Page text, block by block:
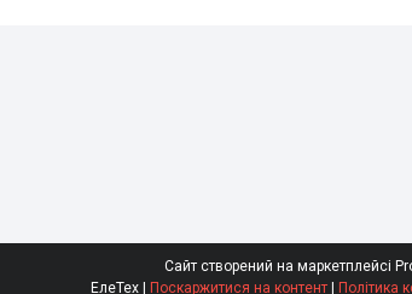
Сайт створений на маркетплейсі
ЕлеТех | Поскаржитися на контент | Політика